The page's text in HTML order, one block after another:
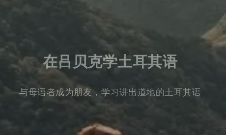
在吕贝克学土耳其语
与母语者成为朋友，学习讲出道地的土耳其语